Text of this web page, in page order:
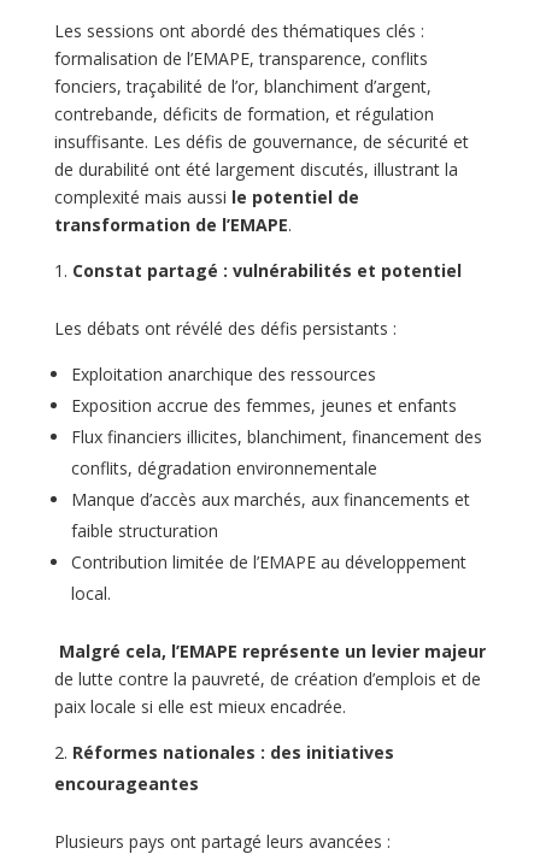
Les sessions ont abordé des thématiques clés :
formalisation de l’EMAPE, transparence, conflits
fonciers, traçabilité de l’or, blanchiment d’argent,
contrebande, déficits de formation, et régulation
insuffisante. Les défis de gouvernance, de sécurité et
de durabilité ont été largement discutés, illustrant la
complexité mais aussi le potentiel de
transformation de l’EMAPE.
Constat partagé : vulnérabilités et potentiel
Les débats ont révélé des défis persistants :
Exploitation anarchique des ressources
Exposition accrue des femmes, jeunes et enfants
Flux financiers illicites, blanchiment, financement des
conflits, dégradation environnementale
Manque d’accès aux marchés, aux financements et
faible structuration
Contribution limitée de l’EMAPE au développement
local.
Malgré cela, l’EMAPE représente un levier majeur
de lutte contre la pauvreté, de création d’emplois et de
paix locale si elle est mieux encadrée.
Réformes nationales : des initiatives
encourageantes
Plusieurs pays ont partagé leurs avancées :